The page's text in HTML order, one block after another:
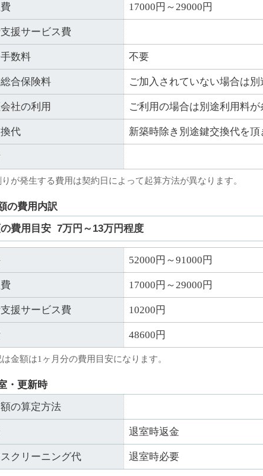
17000円～29000円
援サービス費
数料 不要
合保険料 ご加入されていない場合は
社の利用 ご利用の場合は別途利用料が
代 新築時除き別途鍵交換代を頂
が発生する費用は契約日によって起算方法が異なります。
の費用内訳
費用目安 7万円～13万円程度
52000円～91000円
17000円～29000円
援サービス費 10200円
48600円
金額は1ヶ月分の費用目安になります。
・更新時
の算定方法
退室時返金
クリーニング代 退室時必要